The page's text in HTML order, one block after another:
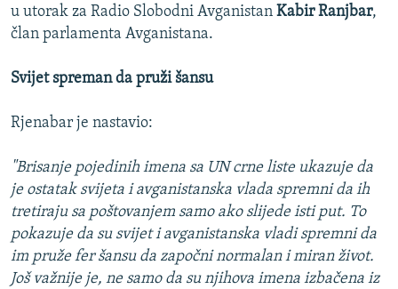
u utorak za Radio Slobodni Avganistan Kabir Ranjbar,
član parlamenta Avganistana.
Svijet spreman da pruži šansu
Rjenabar je nastavio:
"Brisanje pojedinih imena sa UN crne liste ukazuje da
je ostatak svijeta i avganistanska vlada spremni da ih
tretiraju sa poštovanjem samo ako slijede isti put. To
pokazuje da su svijet i avganistanska vladi spremni da
im pruže fer šansu da započni normalan i miran život.
Još važnije je, ne samo da su njihova imena izbačena iz